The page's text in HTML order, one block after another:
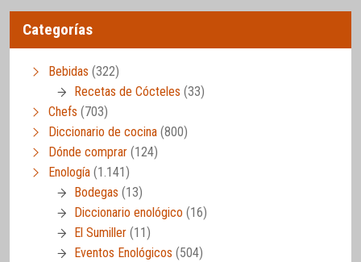
Categorías
Bebidas (322)
Recetas de Cócteles (33)
Chefs (703)
Diccionario de cocina (800)
Dónde comprar (124)
Enología (1.141)
Bodegas (13)
Diccionario enológico (16)
El Sumiller (11)
Eventos Enológicos (504)